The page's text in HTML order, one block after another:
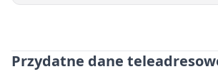
Przydatne dane